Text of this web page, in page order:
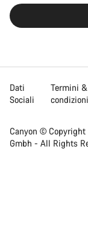
Dati
Sociali
Termini &
condizioni
Canyon ©
Gmbh - All Rights
I nostri